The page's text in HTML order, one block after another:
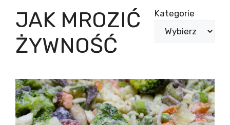
JAK MROZIĆ
ŻYWNOŚĆ
Kategorie